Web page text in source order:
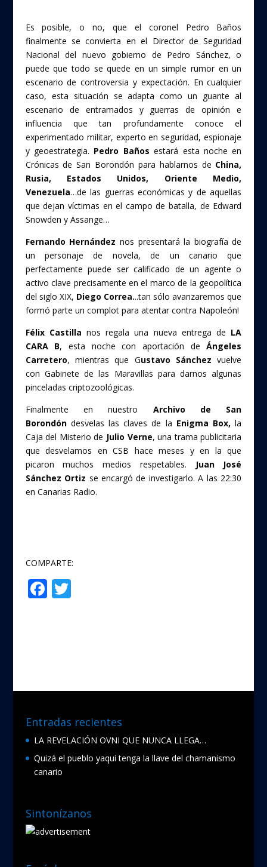
o
o
k
Es posible, o no, que el coronel Pedro Baños
finalmente se convierta en el Director de Seguridad
Nacional del nuevo gobierno de Pedro Sánchez, o
puede que todo se quede en un simple rumor en un
escenario de controversia y expectación. En cualquier
caso, esta situación se adapta como un guante al
escenario de entramados y guerras de opinión e
influencia que tan profundamente conoce el
experimentado militar, experto en seguridad, espionaje
y geoestrategia. Pedro Baños estará esta noche en
Crónicas de San Borondón para hablarnos de China,
Rusia, Estados Unidos, Oriente Medio,
Venezuela…de las guerras económicas y de aquellas
que dejan víctimas en el campo de batalla, de Edward
Snowden y Assange…
Fernando Hernández nos presentará la biografía de
un personaje de novela, de un canario que
perfectamente puede ser calificado de un agente o
activo clave precisamente en el marco de la geopolítica
del siglo XIX, Diego Correa...tan sólo avanzaremos que
formó parte un complot para atentar contra Napoleón!
Félix Castilla nos regala una nueva entrega de LA
CARA B, esta noche con aportación deÁngeles
Carretero, mientras que Gustavo Sánchez vuelve
con Gabinete de las Maravillas para darnos algunas
pinceladas criptozoológicas.
Finalmente en nuestro Archivo de San
Borondóndesvelas las claves de la Enigma Box, la
Caja del Misterio de Julio Verne, una trama publicitaria
que desvelamos en CSB hace meses y en la que
picaron muchos medios respetables.
Juan José
Sánchez Ortiz se encargó de investigarlo. A las 22:30
en Canarias Radio.
COMPARTE:
F
o
T
Entradas recientes
LA REVELACIÓN OVNI QUE NUNCA LLEGA…
Quizá el pueblo yaqui tenga la llave del chamanismo
canario
Sintonízanos